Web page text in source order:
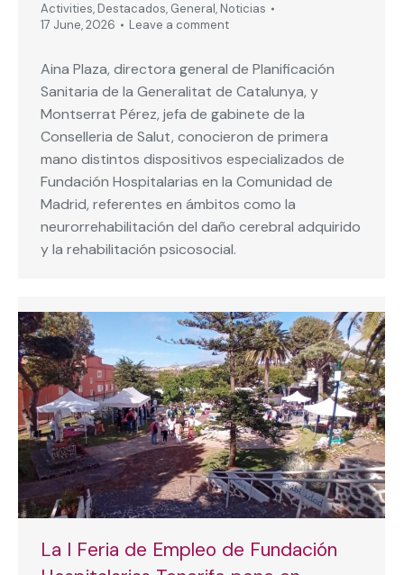
Activities, Destacados, General, Noticias
17 June, 2026
Leave a comment
Aina Plaza, directora general de Planificación
Sanitaria de la Generalitat de Catalunya, y
Montserrat Pérez, jefa de gabinete de la
Conselleria de Salut, conocieron de primera
mano distintos dispositivos especializados de
Fundación Hospitalarias en la Comunidad de
Madrid, referentes en ámbitos como la
neurorrehabilitación del daño cerebral adquirido
y la rehabilitación psicosocial.
La I Feria de Empleo de Fundación